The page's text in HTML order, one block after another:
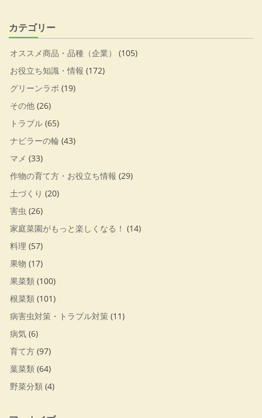
カテゴリー
オススメ商品・品種（企業）
(105)
お役立ち知識・情報 (172)
グリーンラボ (19)
その他 (26)
トラブル (65)
ナビラーの輪 (43)
マメ (33)
作物の育て方・お役立ち情報 (29)
土づくり (20)
害虫 (26)
家庭菜園がもっと楽しくなる！ (14)
料理 (57)
果物 (17)
果菜類 (100)
根菜類 (101)
病害虫対策・トラブル対策 (11)
病気 (6)
育て方 (97)
葉菜類 (64)
野菜分類 (4)